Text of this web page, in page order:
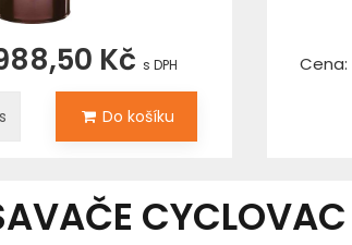
Kč s DPH
Do košíku
Cena:
CYCLOVAC